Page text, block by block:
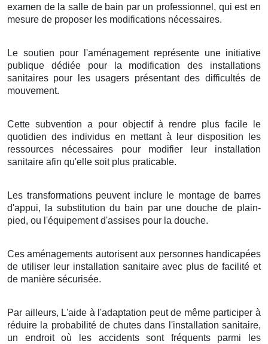
examen de la salle de bain par un professionnel, qui est en
mesure de proposer les modifications nécessaires.
Le soutien pour l'aménagement représente une initiative
publique dédiée pour la modification des installations
sanitaires pour les usagers présentant des difficultés de
mouvement.
Cette subvention a pour objectif à rendre plus facile le
quotidien des individus en mettant à leur disposition les
ressources nécessaires pour modifier leur installation
sanitaire afin qu'elle soit plus praticable.
Les transformations peuvent inclure le montage de barres
d'appui, la substitution du bain par une douche de plain-
pied, ou l'équipement d'assises pour la douche.
Ces aménagements autorisent aux personnes handicapées
de utiliser leur installation sanitaire avec plus de facilité et
de manière sécurisée.
Par ailleurs, L'aide à l'adaptation peut de même participer à
réduire la probabilité de chutes dans l'installation sanitaire,
un endroit où les accidents sont fréquents parmi les